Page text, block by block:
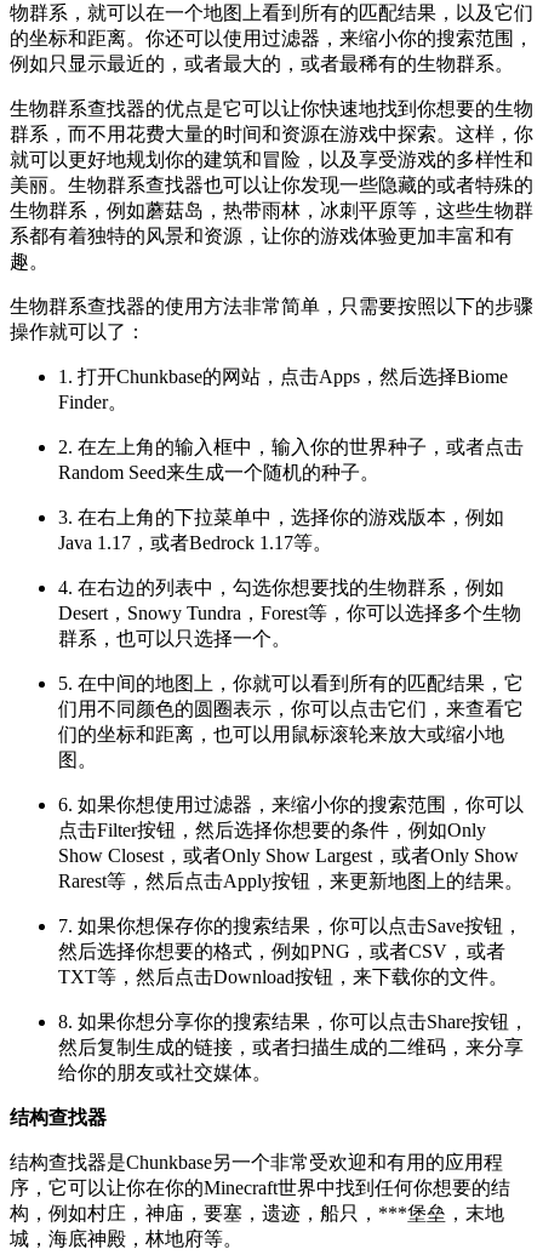
物群系，就可以在一个地图上看到所有的匹配结果，以及它们
的坐标和距离。你还可以使用过滤器，来缩小你的搜索范围，
例如只显示最近的，或者最大的，或者最稀有的生物群系。
生物群系查找器的优点是它可以让你快速地找到你想要的生物
群系，而不用花费大量的时间和资源在游戏中探索。这样，你
就可以更好地规划你的建筑和冒险，以及享受游戏的多样性和
美丽。生物群系查找器也可以让你发现一些隐藏的或者特殊的
生物群系，例如蘑菇岛，热带雨林，冰刺平原等，这些生物群
系都有着独特的风景和资源，让你的游戏体验更加丰富和有
趣。
生物群系查找器的使用方法非常简单，只需要按照以下的步骤
操作就可以了：
1. 打开Chunkbase的网站，点击Apps，然后选择Biome
Finder。
2. 在左上角的输入框中，输入你的世界种子，或者点击
Random Seed来生成一个随机的种子。
3. 在右上角的下拉菜单中，选择你的游戏版本，例如
Java 1.17，或者Bedrock 1.17等。
4. 在右边的列表中，勾选你想要找的生物群系，例如
Desert，Snowy Tundra，Forest等，你可以选择多个生物
群系，也可以只选择一个。
5. 在中间的地图上，你就可以看到所有的匹配结果，它
们用不同颜色的圆圈表示，你可以点击它们，来查看它
们的坐标和距离，也可以用鼠标滚轮来放大或缩小地
图。
6. 如果你想使用过滤器，来缩小你的搜索范围，你可以
点击Filter按钮，然后选择你想要的条件，例如Only
Show Closest，或者Only Show Largest，或者Only Show
Rarest等，然后点击Apply按钮，来更新地图上的结果。
7. 如果你想保存你的搜索结果，你可以点击Save按钮，
然后选择你想要的格式，例如PNG，或者CSV，或者
TXT等，然后点击Download按钮，来下载你的文件。
8. 如果你想分享你的搜索结果，你可以点击Share按钮，
然后复制生成的链接，或者扫描生成的二维码，来分享
给你的朋友或社交媒体。
结构查找器
结构查找器是Chunkbase另一个非常受欢迎和有用的应用程
序，它可以让你在你的Minecraft世界中找到任何你想要的结
构，例如村庄，神庙，要塞，遗迹，船只，***堡垒，末地
城，海底神殿，林地府等。